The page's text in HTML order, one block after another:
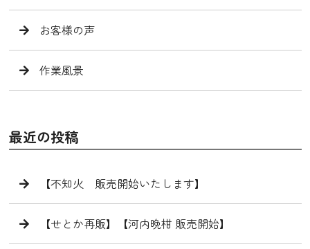
お客様の声
作業風景
最近の投稿
【不知火 販売開始いたします】
【せとか再販】【河内晩柑 販売開始】